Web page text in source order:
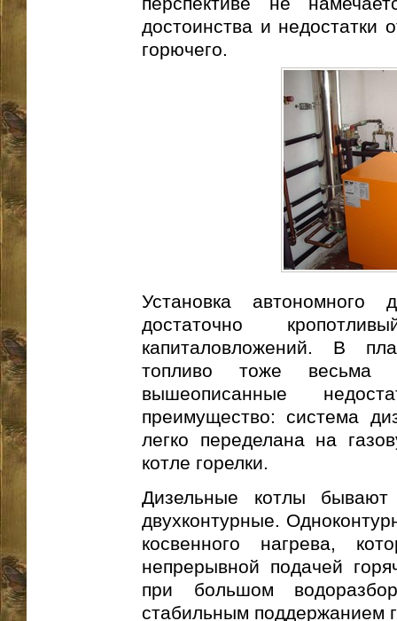
достоинства и недостатки
горючего.
Установка автономного
достаточно
капиталовложений. В
топливо тоже
вышеописанные
преимущество: система
легко переделана на
котле горелки.
Дизельные котлы
двухконтурные.
косвенного нагрева,
непрерывной подачей
при большом
стабильным поддержанием